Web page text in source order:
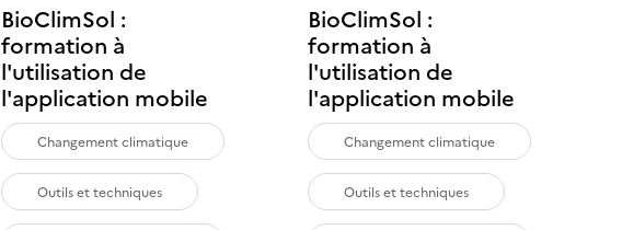
BioClimSol :
formation à
l'utilisation de
l'application mobile
Changement climatique
Outils et techniques
BioClimSol :
formation à
l'utilisation de
l'application mobile
Changement climatique
Outils et techniques